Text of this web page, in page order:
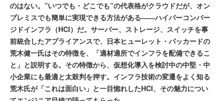
のはない。”いつでも・どこでも”の代表格がクラウドだが、オン
プレミスでも簡単に実現できる方法がある――ハイパーコンバー
ジドインフラ（HCI）だ。サーバー、ストレージ、スイッチを事
前統合したアプライアンスで、日本ヒューレット・パッカードの
荒木健一氏はその特徴を、「適材適所でインフラを配備できるこ
と」と説明する。その特徴から、仮想化導入を検討中の中堅・中
小企業にも最適と太鼓判を押す。インフラ技術の変遷をよく知る
荒木氏が「これは面白い」と一目惚れしたHCI、その魅力につい